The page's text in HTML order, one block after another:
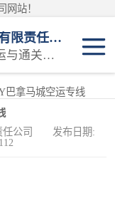
站！
康捷远桥国际物流(上海)有限责任公司
专注于国际物流、国际空运与通关一体化一站式物流服务商
巴拿马城空运专线
责任公司 发布日期: